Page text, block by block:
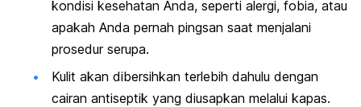
kondisi kesehatan Anda, seperti alergi, fobia, atau
apakah Anda pernah pingsan saat menjalani
prosedur serupa.
Kulit akan dibersihkan terlebih dahulu dengan
cairan antiseptik yang diusapkan melalui kapas.